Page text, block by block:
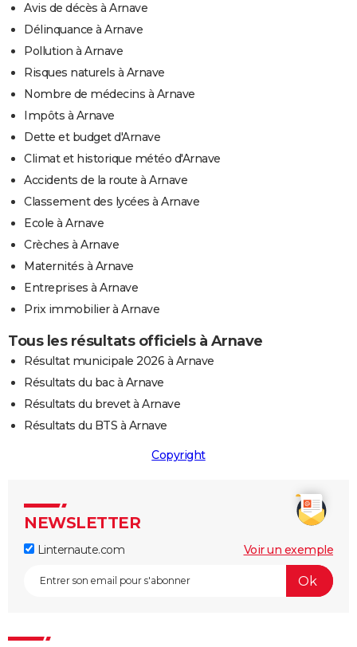
Avis de décès à Arnave
Délinquance à Arnave
Pollution à Arnave
Risques naturels à Arnave
Nombre de médecins à Arnave
Impôts à Arnave
Dette et budget d'Arnave
Climat et historique météo d'Arnave
Accidents de la route à Arnave
Classement des lycées à Arnave
Ecole à Arnave
Crèches à Arnave
Maternités à Arnave
Entreprises à Arnave
Prix immobilier à Arnave
Tous les résultats officiels à Arnave
Résultat municipale 2026 à Arnave
Résultats du bac à Arnave
Résultats du brevet à Arnave
Résultats du BTS à Arnave
Copyright
NEWSLETTER
Linternaute.com Voir un exemple